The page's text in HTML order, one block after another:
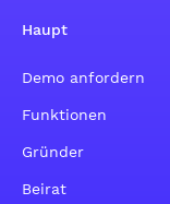
Haupt
Demo anfordern
Funktionen
Gründer
Beirat